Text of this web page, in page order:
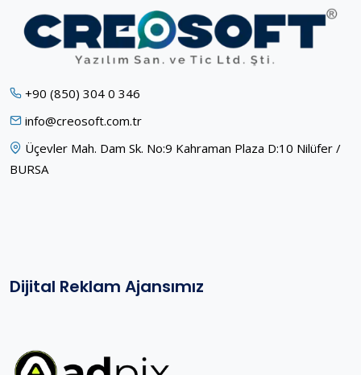
+90 (850) 304 0 346
info@creosoft.com.tr
Üçevler Mah. Dam Sk. No:9 Kahraman Plaza D:10 Nilüfer /
BURSA
Dijital Reklam Ajansımız